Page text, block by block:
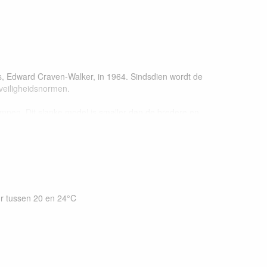
Craven-Walker, in 1964. Sindsdien wordt de
Dit slanke model is smaller dan de bredere en
in huis!
tussen 20 en 24°C